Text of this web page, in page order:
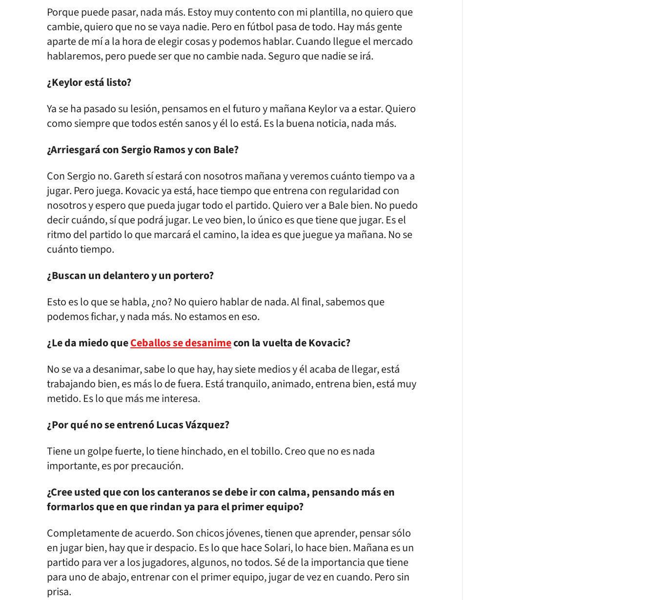
Porque puede pasar, nada más. Estoy muy contento con mi plantilla, no quiero que
cambie, quiero que no se vaya nadie. Pero en fútbol pasa de todo. Hay más gente
aparte de mí a la hora de elegir cosas y podemos hablar. Cuando llegue el mercado
hablaremos, pero puede ser que no cambie nada. Seguro que nadie se irá.
¿Keylor está listo?
Ya se ha pasado su lesión, pensamos en el futuro y mañana Keylor va a estar. Quiero
como siempre que todos estén sanos y él lo está. Es la buena noticia, nada más.
¿Arriesgará con Sergio Ramos y con Bale?
Con Sergio no. Gareth sí estará con nosotros mañana y veremos cuánto tiempo va a
jugar. Pero juega. Kovacic ya está, hace tiempo que entrena con regularidad con
nosotros y espero que pueda jugar todo el partido. Quiero ver a Bale bien. No puedo
decir cuándo, sí que podrá jugar. Le veo bien, lo único es que tiene que jugar. Es el
ritmo del partido lo que marcará el camino, la idea es que juegue ya mañana. No se
cuánto tiempo.
¿Buscan un delantero y un portero?
Esto es lo que se habla, ¿no? No quiero hablar de nada. Al final, sabemos que
podemos fichar, y nada más. No estamos en eso.
¿Le da miedo queCeballos se desanimecon la vuelta de Kovacic?
No se va a desanimar, sabe lo que hay, hay siete medios y él acaba de llegar, está
trabajando bien, es más lo de fuera. Está tranquilo, animado, entrena bien, está muy
metido. Es lo que más me interesa.
¿Por qué no se entrenó Lucas Vázquez?
Tiene un golpe fuerte, lo tiene hinchado, en el tobillo. Creo que no es nada
importante, es por precaución.
¿Cree usted que con los canteranos se debe ir con calma, pensando más en
formarlos que en que rindan ya para el primer equipo?
Completamente de acuerdo. Son chicos jóvenes, tienen que aprender, pensar sólo
en jugar bien, hay que ir despacio. Es lo que hace Solari, lo hace bien. Mañana es un
partido para ver a los jugadores, algunos, no todos. Sé de la importancia que tiene
para uno de abajo, entrenar con el primer equipo, jugar de vez en cuando. Pero sin
prisa.